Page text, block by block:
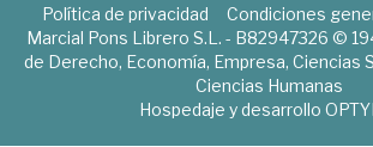
Política de privacidad Condiciones
Marcial Pons Librero S.L. - B82947326 ©
de Derecho, Economía, Empresa, Ciencias
Ciencias Humanas
Hospedaje y desarrollo